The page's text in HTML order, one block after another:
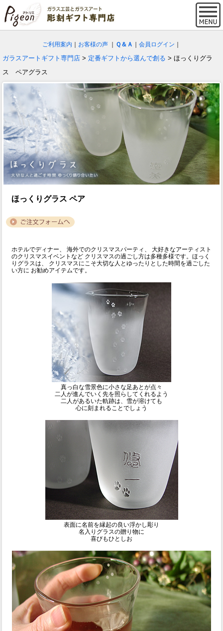
ご利用案内 お客様の声 Ｑ＆Ａ 会員ログイン
ガラスアートギフト専門店 > 定番ギフトから選んで創る > ほっくりグラ
ス ペアグラス
ほっくりグラス ペア
ホテルでディナー、 海外でのクリスマスパーティ、 大好きなアーティスト
のクリスマスイベントなど クリスマスの過ごし方は多種多様です。ほっく
りグラスは、 クリスマスにこそ大切な人とゆったりとした時間を過ごした
い方に お勧めアイテムです。
真っ白な雪景色に小さな足あとが点々
二人が進んでいく先を照らしてくれるよう
二人があるいた軌跡は、雪が溶けても
心に刻まれることでしょう
表面に名前を縁起の良い浮かし彫り
名入りグラスの贈り物に
喜びもひとしお